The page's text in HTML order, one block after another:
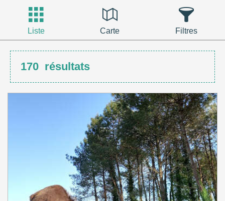
Liste Carte Filtres
170 résultats